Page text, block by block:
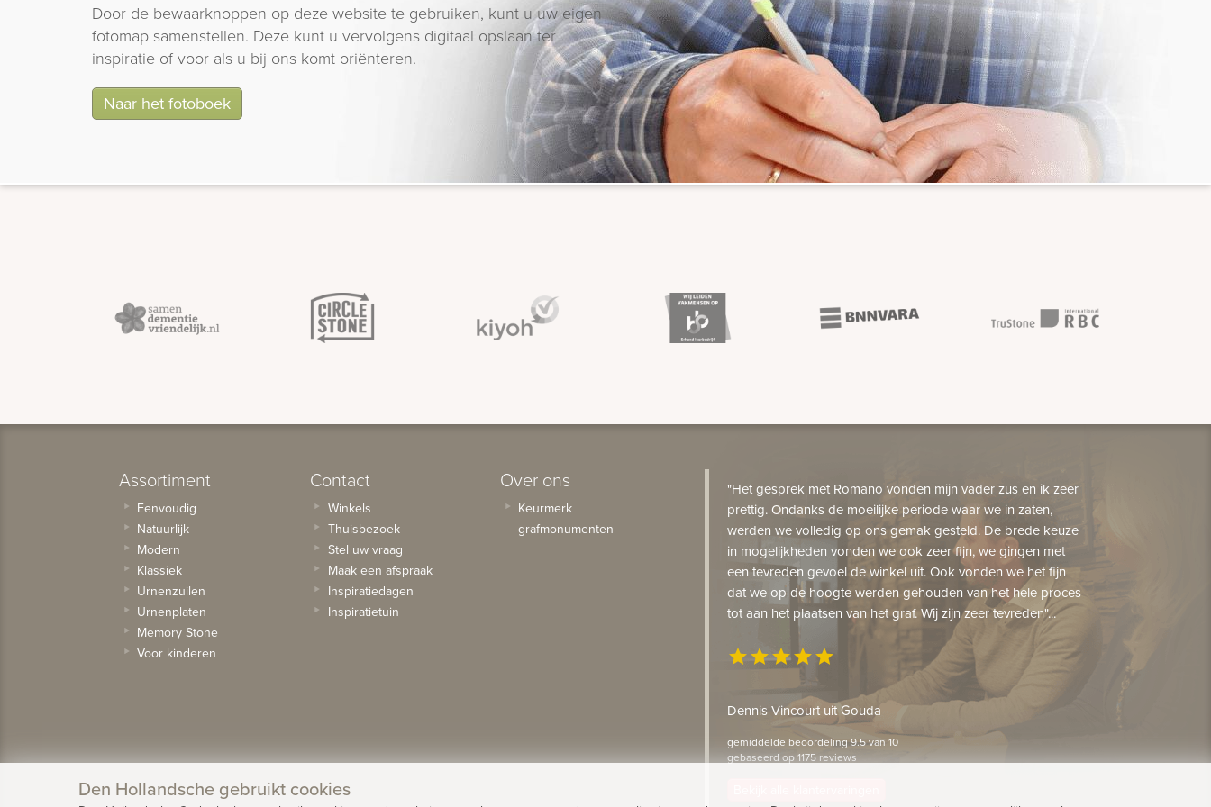
Door de bewaarknoppen op deze website te gebruiken, kunt u uw eigen
fotomap samenstellen. Deze kunt u vervolgens digitaal opslaan ter
inspiratie of voor als u bij ons komt oriënteren.
Naar het fotoboek
Assortiment
Eenvoudig
Natuurlijk
Modern
Klassiek
Urnenzuilen
Urnenplaten
Memory Stone
Voor kinderen
Contact
Winkels
Thuisbezoek
Stel uw vraag
Maak een afspraak
Inspiratiedagen
Inspiratietuin
Over ons
Keurmerk
grafmonumenten
"Het gesprek met Romano vonden mijn vader zus en ik zeer
prettig. Ondanks de moeilijke periode waar we in zaten,
werden we volledig op ons gemak gesteld. De brede keuze
in mogelijkheden vonden we ook zeer fijn, we gingen met
een tevreden gevoel de winkel uit. Ook vonden we het fijn
dat we op de hoogte werden gehouden van het hele proces
tot aan het plaatsen van het graf. Wij zijn zeer tevreden"...
starstarstarstarstar
Dennis Vincourt uit Gouda
gemiddelde beoordeling 9.5 van 10
gebaseerd op 1175 reviews
Den Hollandsche gebruikt cookies